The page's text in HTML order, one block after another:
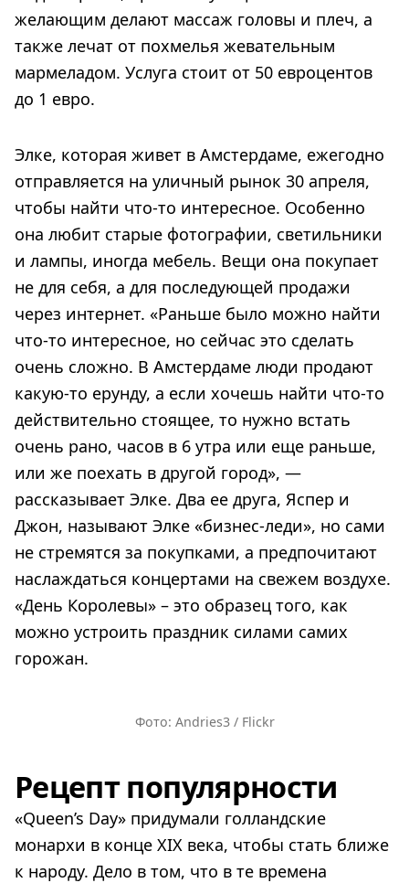
желающим делают массаж головы и плеч, а
также лечат от похмелья жевательным
мармеладом. Услуга стоит от 50 евроцентов
до 1 евро.
Элке, которая живет в Амстердаме, ежегодно
отправляется на уличный рынок 30 апреля,
чтобы найти что-то интересное. Особенно
она любит старые фотографии, светильники
и лампы, иногда мебель. Вещи она покупает
не для себя, а для последующей продажи
через интернет. «Раньше было можно найти
что-то интересное, но сейчас это сделать
очень сложно. В Амстердаме люди продают
какую-то ерунду, а если хочешь найти что-то
действительно стоящее, то нужно встать
очень рано, часов в 6 утра или еще раньше,
или же поехать в другой город», —
рассказывает Элке. Два ее друга, Яспер и
Джон, называют Элке «бизнес-леди», но сами
не стремятся за покупками, а предпочитают
наслаждаться концертами на свежем воздухе.
«День Королевы» – это образец того, как
можно устроить праздник силами самих
горожан.
Фото: Andries3 / Flickr
Рецепт популярности
«Queen’s Day» придумали голландские
монархи в конце XIX века, чтобы стать ближе
к народу. Дело в том, что в те времена